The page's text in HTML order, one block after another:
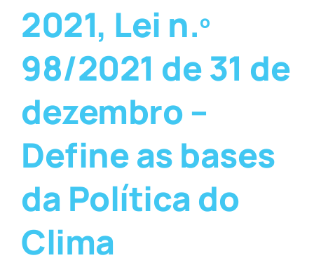
2021, Lei n.º
98/2021 de 31 de
dezembro –
Define as bases
da Política do
Clima